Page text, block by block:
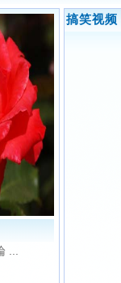
...
搞笑视频